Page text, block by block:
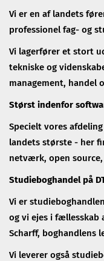
Vi er en af landets
professionel fag- og
Vi lagerfører et stort
tekniske og
management, handel
Størst indenfor
Specielt vores
landets største - her
netværk, open source,
Studieboghandel på
Vi er
og vi ejes i fællesskab
Scharff, boghandlens
Vi leverer også